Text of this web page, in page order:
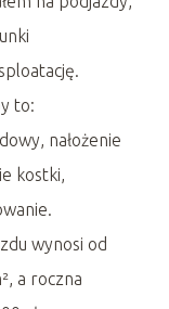
to:
nałożenie
kostki,
wynosi od
a roczna